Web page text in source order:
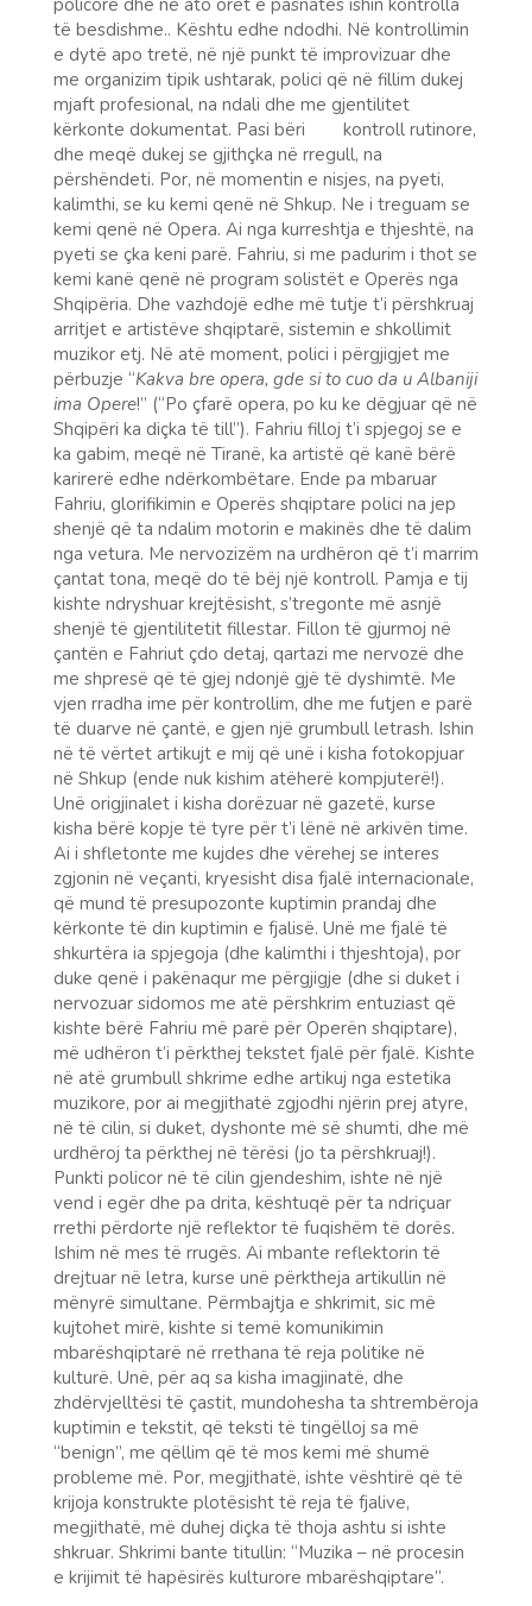
policore dhe në ato orët e pasnatës ishin kontrolla
të besdishme.. Kështu edhe ndodhi. Në kontrollimin
e dytë apo tretë, në një punkt të improvizuar dhe
me organizim tipik ushtarak, polici që në fillim dukej
mjaft profesional, na ndali dhe me gjentilitet
kërkonte dokumentat. Pasi bëri kontroll rutinore,
dhe meqë dukej se gjithçka në rregull, na
përshëndeti. Por, në momentin e nisjes, na pyeti,
kalimthi, se ku kemi qenë në Shkup. Ne i treguam se
kemi qenë në Opera. Ai nga kurreshtja e thjeshtë, na
pyeti se çka keni parë. Fahriu, si me padurim i thot se
kemi kanë qenë në program solistët e Operës nga
Shqipëria. Dhe vazhdojë edhe më tutje t’i përshkruaj
arritjet e artistëve shqiptarë, sistemin e shkollimit
muzikor etj. Në atë moment, polici i përgjigjet me
përbuzje “Kakva bre opera, gde si to cuo da u Albaniji
ima Opere!” (“Po çfarë opera, po ku ke dëgjuar që në
Shqipëri ka diçka të till”). Fahriu filloj t’i spjegoj se e
ka gabim, meqë në Tiranë, ka artistë që kanë bërë
karirerë edhe ndërkombëtare. Ende pa mbaruar
Fahriu, glorifikimin e Operës shqiptare polici na jep
shenjë që ta ndalim motorin e makinës dhe të dalim
nga vetura. Me nervozizëm na urdhëron që t’i marrim
çantat tona, meqë do të bëj një kontroll. Pamja e tij
kishte ndryshuar krejtësisht, s’tregonte më asnjë
shenjë të gjentilitetit fillestar. Fillon të gjurmoj në
çantën e Fahriut çdo detaj, qartazi me nervozë dhe
me shpresë që të gjej ndonjë gjë të dyshimtë. Me
vjen rradha ime për kontrollim, dhe me futjen e parë
të duarve në çantë, e gjen një grumbull letrash. Ishin
në të vërtet artikujt e mij që unë i kisha fotokopjuar
në Shkup (ende nuk kishim atëherë kompjuterë!).
Unë origjinalet i kisha dorëzuar në gazetë, kurse
kisha bërë kopje të tyre për t’i lënë në arkivën time.
Ai i shfletonte me kujdes dhe vërehej se interes
zgjonin në veçanti, kryesisht disa fjalë internacionale,
që mund të presupozonte kuptimin prandaj dhe
kërkonte të din kuptimin e fjalisë. Unë me fjalë të
shkurtëra ia spjegoja (dhe kalimthi i thjeshtoja), por
duke qenë i pakënaqur me përgjigje (dhe si duket i
nervozuar sidomos me atë përshkrim entuziast që
kishte bërë Fahriu më parë për Operën shqiptare),
më udhëron t’i përkthej tekstet fjalë për fjalë. Kishte
në atë grumbull shkrime edhe artikuj nga estetika
muzikore, por ai megjithatë zgjodhi njërin prej atyre,
në të cilin, si duket, dyshonte më së shumti, dhe më
urdhëroj ta përkthej në tërësi (jo ta përshkruaj!).
Punkti policor në të cilin gjendeshim, ishte në një
vend i egër dhe pa drita, kështuqë për ta ndriçuar
rrethi përdorte një reflektor të fuqishëm të dorës.
Ishim në mes të rrugës. Ai mbante reflektorin të
drejtuar në letra, kurse unë përktheja artikullin në
mënyrë simultane. Përmbajtja e shkrimit, sic më
kujtohet mirë, kishte si temë komunikimin
mbarëshqiptarë në rrethana të reja politike në
kulturë. Unë, për aq sa kisha imagjinatë, dhe
zhdërvjelltësi të çastit, mundohesha ta shtrembëroja
kuptimin e tekstit, që teksti të tingëlloj sa më
“benign”, me qëllim që të mos kemi më shumë
probleme më. Por, megjithatë, ishte vështirë që të
krijoja konstrukte plotësisht të reja të fjalive,
megjithatë, më duhej diçka të thoja ashtu si ishte
shkruar. Shkrimi bante titullin: “Muzika – në procesin
e krijimit të hapësirës kulturore mbarëshqiptare”.